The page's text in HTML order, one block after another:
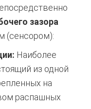
зазора
(сенсором):
Наиболее
из одной
на
распашных